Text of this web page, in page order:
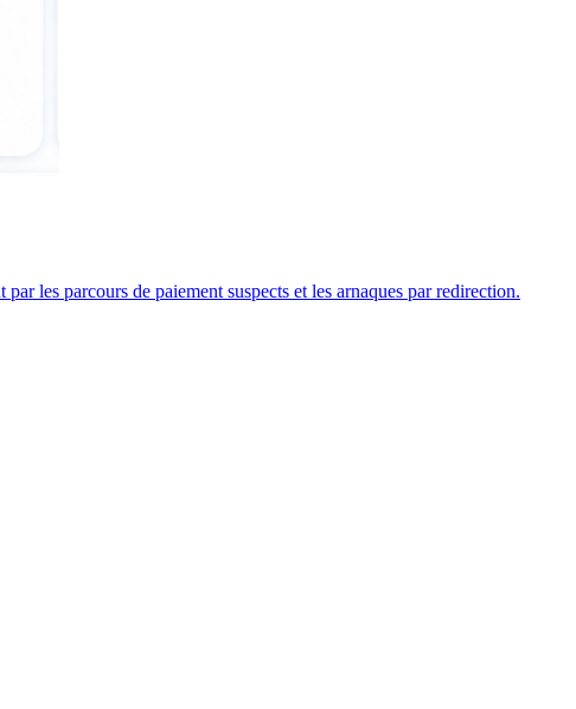
les parcours de paiement suspects et les arnaques par redirection.